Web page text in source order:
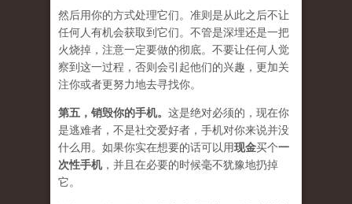
然后用你的方式处理它们。准则是从此之后不让
任何人有机会获取到它们。不管是深埋还是一把
火烧掉，注意一定要做的彻底。不要让任何人觉
察到这一过程，否则会引起他们的兴趣，更加关
注你或者更努力地去寻找你。
第五， 销毁你的手机。 这是绝对必须的，现在你
是逃难者，不是社交爱好者，手机对你来说并没
什么用。如果你实在想要的话可以用现金买个一
次性手机，并且在必要的时候毫不犹豫地扔掉
它。